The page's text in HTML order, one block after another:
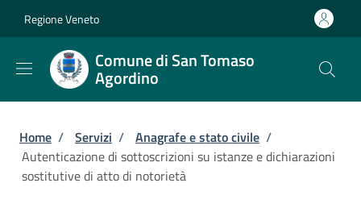
Regione Veneto
Comune di San Tomaso
Agordino
Briciole di pane
Home / Servizi / Anagrafe e stato civile /
Autenticazione di sottoscrizioni su istanze e dichiarazioni
sostitutive di atto di notorietà